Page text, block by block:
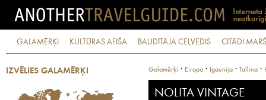
GALAMĒRĶI KULTŪRAS AFIŠA BAUDĪTĀJA CEĻVEDIS CITĀDI
IZVĒLIES GALAMĒRĶI Galamērķi · Eiropa · Igaunija · Tallina ·
NOLITA VINTAGE